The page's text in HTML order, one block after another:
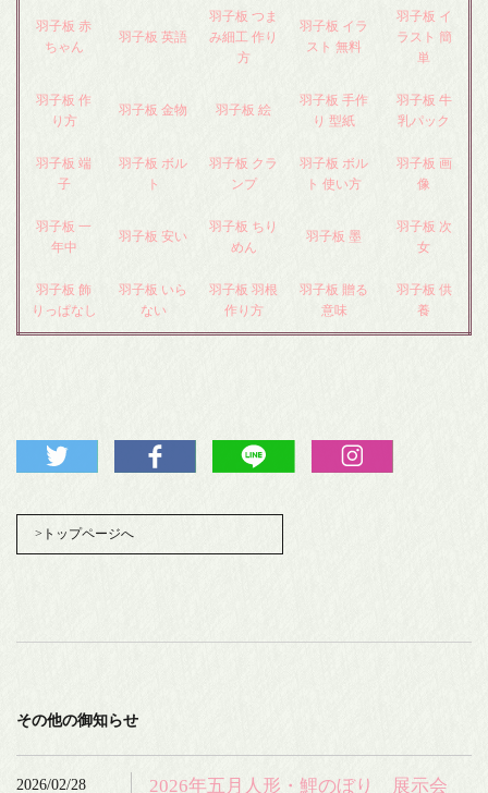
羽子板 赤
ちゃん
羽子板 英語
羽子板 つま
み細工 作り
方
羽子板 イラ
スト 無料
羽子板 イ
ラスト 簡
単
羽子板 作
り方
羽子板 金物 羽子板 絵
羽子板 手作
り 型紙
羽子板 牛
乳パック
羽子板 端
子
羽子板 ボル
ト
羽子板 クラ
ンプ
羽子板 ボル
ト 使い方
羽子板 画
像
羽子板 一
年中
羽子板 安い
羽子板 ちり
めん
羽子板 墨
羽子板 次
女
羽子板 飾
りっぱなし
羽子板 いら
ない
羽子板 羽根
作り方
羽子板 贈る
意味
羽子板 供
養
>トップページへ
その他の御知らせ
2026/02/28 2026年五月人形・鯉のぼり 展示会